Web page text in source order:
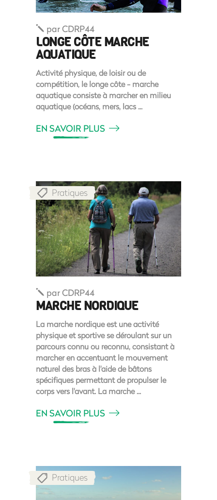
parCDRP44
LONGE CÔTE MARCHE
AQUATIQUE
Activité physique, de loisir ou de
compétition, le longe côte - marche
aquatique consiste à marcher en milieu
aquatique (océans, mers, lacs
EN SAVOIR PLUS
Pratiques
parCDRP44
MARCHE NORDIQUE
La marche nordique est une activité
physique et sportive se déroulant sur un
parcours connu ou reconnu, consistant à
marcher en accentuant le mouvement
naturel des bras à l'aide de bâtons
spécifiques permettant de propulser le
corps vers l'avant. La marche
EN SAVOIR PLUS
Pratiques